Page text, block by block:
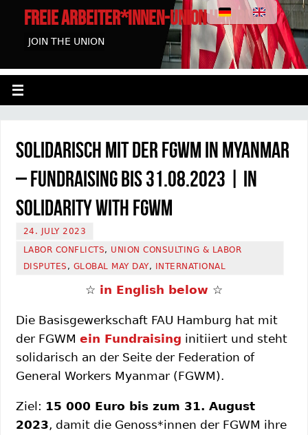
FREIE ARBEITER*INNEN-UNION HAMBURG
JOIN THE UNION
Solidarisch mit der FGWM in Myanmar
– Fundraising bis 31.08.2023 | In
Solidarity with FGWM
24. JULY 2023
LABOR CONFLICTS, UNION CONSULTING & LABOR
DISPUTES , GLOBAL MAY DAY, INTERNATIONAL
☆ in English below ☆
Die Basisgewerkschaft FAU Hamburg hat mit
der FGWM ein Fundraising initiiert und steht
solidarisch an der Seite der Federation of
General Workers Myanmar (FGWM).
Ziel: 15 000 Euro bis zum 31. August
2023, damit die Genoss*innen der FGWM ihre